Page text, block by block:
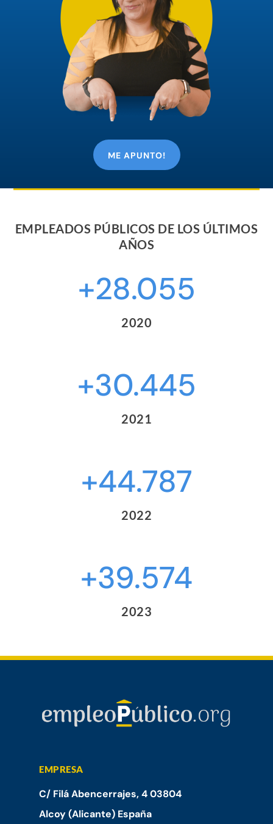
ME APUNTO!
EMPLEADOS PÚBLICOS DE LOS ÚLTIMOS
AÑOS
+28.055
2020
+30.445
2021
+44.787
2022
+39.574
2023
EMPRESA
C/ Filá Abencerrajes, 4 03804
Alcoy (Alicante) España